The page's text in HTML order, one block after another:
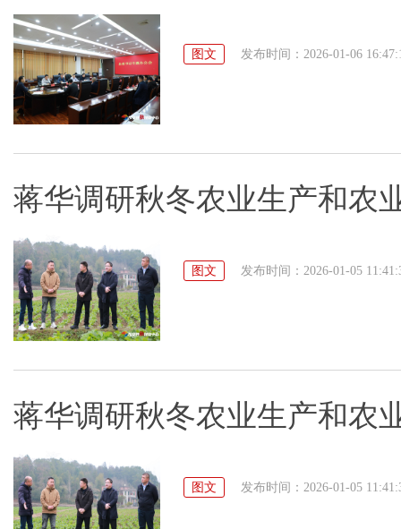
图文 发布时间：2026-01-06
蒋华调研秋冬农业生产和农
图文 发布时间：2026-01-05
蒋华调研秋冬农业生产和农
图文 发布时间：2026-01-05